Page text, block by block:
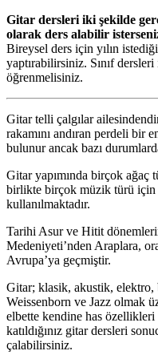
Gitar dersleri iki şekilde
olarak ders alabilir
Bireysel ders için yılın
yaptırabilirsiniz. Sınıf
öğrenmelisiniz.
Gitar telli çalgılar
rakamını andıran perdeli bir
bulunur ancak bazı
Gitar yapımında birçok ağaç
birlikte birçok müzik türü için
kullanılmaktadır.
Tarihi Asur ve Hitit
Medeniyeti’nden Araplara,
Avrupa’ya geçmiştir.
Gitar; klasik, akustik, elektro,
Weissenborn ve Jazz olmak
elbette kendine has özellikleri
katıldığınız gitar dersleri
çalabilirsiniz.